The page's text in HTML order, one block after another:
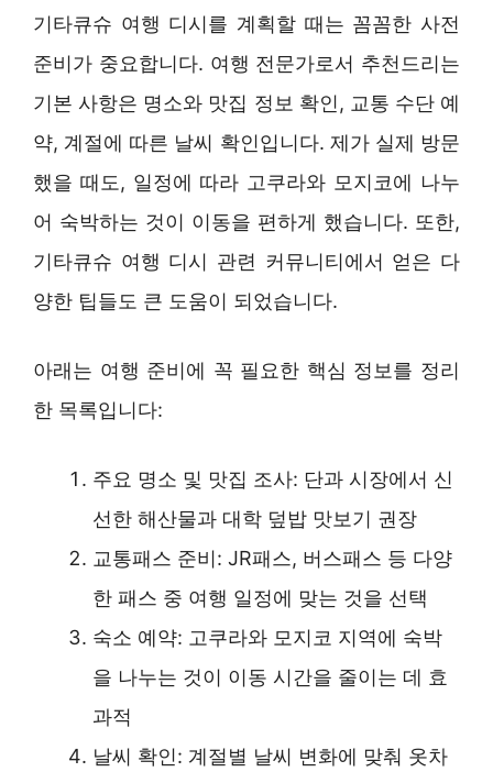
기타큐슈 여행 디시를 계획할 때는 꼼꼼한 사전
준비가 중요합니다. 여행 전문가로서 추천드리는
기본 사항은 명소와 맛집 정보 확인, 교통 수단 예
약, 계절에 따른 날씨 확인입니다. 제가 실제 방문
했을 때도, 일정에 따라 고쿠라와 모지코에 나누
어 숙박하는 것이 이동을 편하게 했습니다. 또한,
기타큐슈 여행 디시 관련 커뮤니티에서 얻은 다
양한 팁들도 큰 도움이 되었습니다.
아래는 여행 준비에 꼭 필요한 핵심 정보를 정리
한 목록입니다:
주요 명소 및 맛집 조사: 단과 시장에서 신
선한 해산물과 대학 덮밥 맛보기 권장
교통패스 준비: JR패스, 버스패스 등 다양
한 패스 중 여행 일정에 맞는 것을 선택
숙소 예약: 고쿠라와 모지코 지역에 숙박
을 나누는 것이 이동 시간을 줄이는 데 효
과적
날씨 확인: 계절별 날씨 변화에 맞춰 옷차